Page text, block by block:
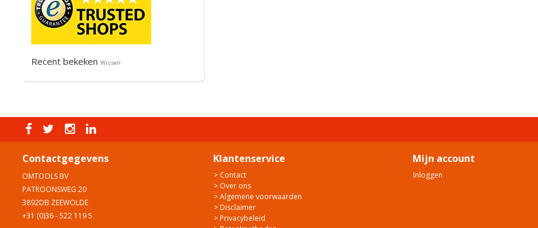
Recent bekeken Wissen
Contactgegevens
OMTOOLS BV
PATROONSWEG 20
3892DB ZEEWOLDE
+31 (0)36 - 522 119 5
Klantenservice
> Contact
> Over ons
> Algemene voorwaarden
> Disclaimer
> Privacybeleid
Mijn account
Inloggen